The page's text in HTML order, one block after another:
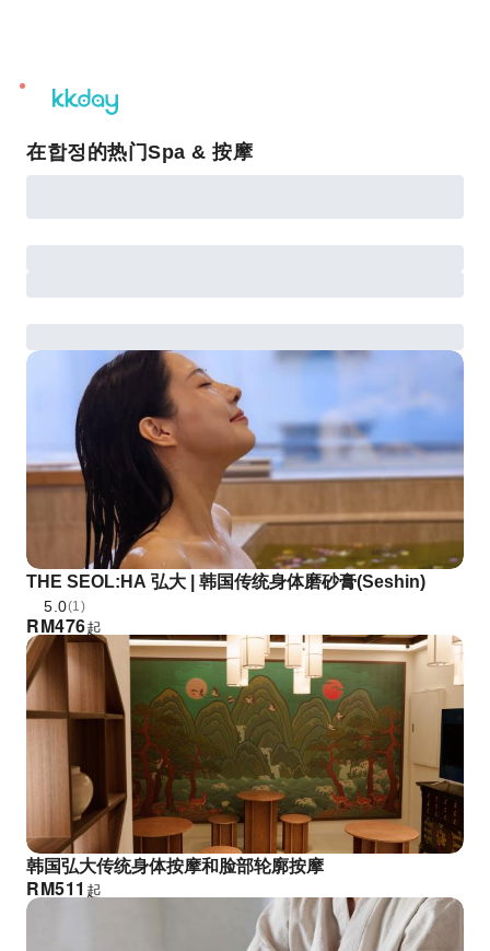
unread
notifications
在합정的热门Spa & 按摩
THE SEOL:HA 弘大 | 韩国传统身体磨砂膏(Seshin)
5.0(1)
RM476起
韩国弘大传统身体按摩和脸部轮廓按摩
RM511 起